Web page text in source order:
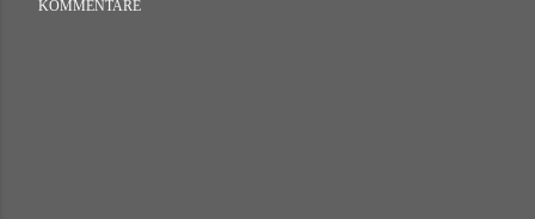
KOMMENTARE